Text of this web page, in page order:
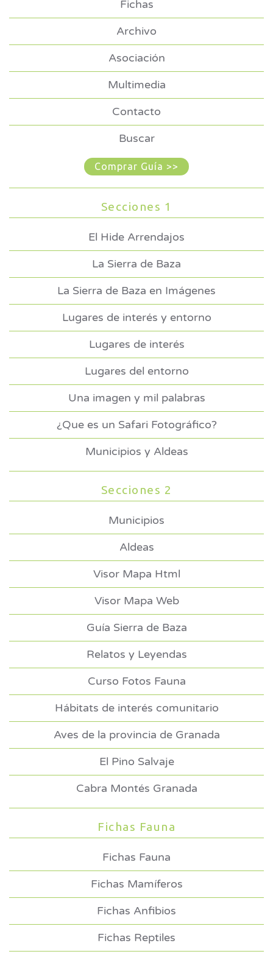
Fichas
Archivo
Asociación
Multimedia
Contacto
Buscar
Comprar Guía >>
Secciones 1
El Hide Arrendajos
La Sierra de Baza
La Sierra de Baza en Imágenes
Lugares de interés y entorno
Lugares de interés
Lugares del entorno
Una imagen y mil palabras
¿Que es un Safari Fotográfico?
Municipios y Aldeas
Secciones 2
Municipios
Aldeas
Visor Mapa Html
Visor Mapa Web
Guía Sierra de Baza
Relatos y Leyendas
Curso Fotos Fauna
Hábitats de interés comunitario
Aves de la provincia de Granada
El Pino Salvaje
Cabra Montés Granada
Fichas Fauna
Fichas Fauna
Fichas Mamíferos
Fichas Anfibios
Fichas Reptiles